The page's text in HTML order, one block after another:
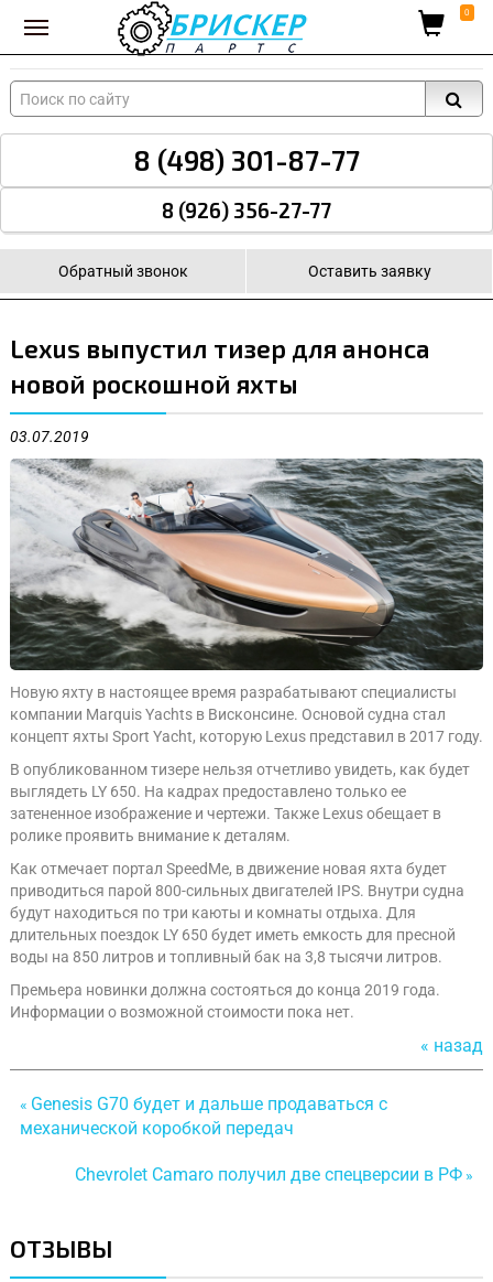
Вход для поставщиков 0
8 (498) 301-87-77
8 (926) 356-27-77
Обратный звонок Оставить заявку
Lexus выпустил тизер для анонса
новой роскошной яхты
03.07.2019
Новую яхту в настоящее время разрабатывают специалисты
компании Marquis Yachts в Висконсине. Основой судна стал
концепт яхты Sport Yacht, которую Lexus представил в 2017 году.
В опубликованном тизере нельзя отчетливо увидеть, как будет
выглядеть LY 650. На кадрах предоставлено только ее
затененное изображение и чертежи. Также Lexus обещает в
ролике проявить внимание к деталям.
Как отмечает портал SpeedMe, в движение новая яхта будет
приводиться парой 800-сильных двигателей IPS. Внутри судна
будут находиться по три каюты и комнаты отдыха. Для
длительных поездок LY 650 будет иметь емкость для пресной
воды на 850 литров и топливный бак на 3,8 тысячи литров.
Премьера новинки должна состояться до конца 2019 года.
Информации о возможной стоимости пока нет.
« назад
« Genesis G70 будет и дальше продаваться с
механической коробкой передач
Chevrolet Camaro получил две спецверсии в РФ »
ОТЗЫВЫ